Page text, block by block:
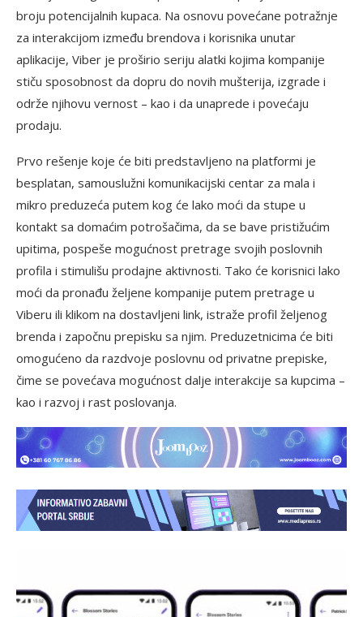
broju potencijalnih kupaca. Na osnovu povećane potražnje
za interakcijom između brendova i korisnika unutar
aplikacije, Viber je proširio seriju alatki kojima kompanije
stiču sposobnost da dopru do novih mušterija, izgrade i
održe njihovu vernost – kao i da unaprede i povećaju
prodaju.
Prvo rešenje koje će biti predstavljeno na platformi je
besplatan, samouslužni komunikacijski centar za mala i
mikro preduzeća putem kog će lako moći da stupe u
kontakt sa domaćim potrošačima, da se bave pristižućim
upitima, pospeše mogućnost pretrage svojih poslovnih
profila i stimulišu prodajne aktivnosti. Tako će korisnici lako
moći da pronađu željene kompanije putem pretrage u
Viberu ili klikom na dostavljeni link, istraže profil željenog
brenda i započnu prepisku sa njim. Preduzetnicima će biti
omogućeno da razdvoje poslovnu od privatne prepiske,
čime se povećava mogućnost dalje interakcije sa kupcima –
kao i razvoj i rast poslovanja.